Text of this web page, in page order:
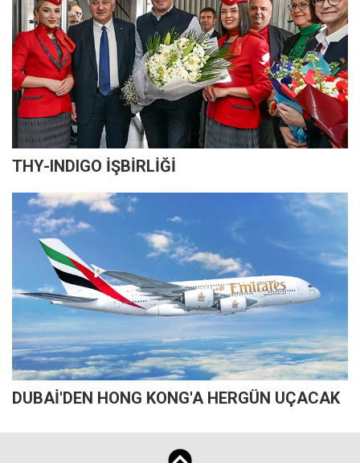
THY-INDIGO İŞBİRLİĞİ
DUBAİ'DEN HONG KONG'A HERGÜN UÇACAK